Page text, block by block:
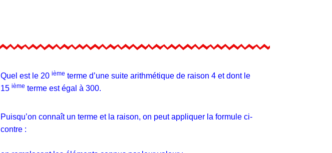
Quel est le 20 ième terme d’une suite arithmétique de raison 4 et dont le
15 ième terme est égal à 300.
Puisqu’on connaît un terme et la raison, on peut appliquer la formule ci-
contre :